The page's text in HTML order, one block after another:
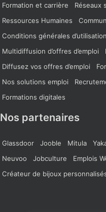
Formation et carrière
Réseaux
Ressources Humaines
Conditions générales d’utilisation
Multidiffusion d’offres d’emploi
Diffusez vos offres d’emploi
Nos solutions emploi
Formations digitales
Nos partenaires
Glassdoor Jooble Mitula
Neuvoo
Jobculture Emplois
Créateur de bijoux